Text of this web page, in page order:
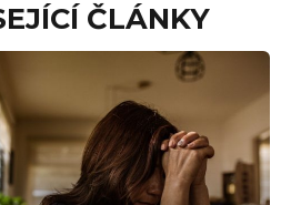
ČLÁNKY